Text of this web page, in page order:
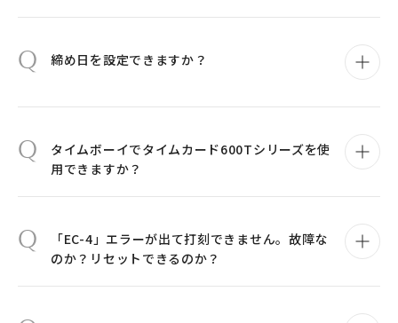
Q 締め日を設定できますか？
Q
タイムボーイでタイムカード600Tシリーズを使
用できますか？
Q
「EC-4」エラーが出て打刻できません。故障な
のか？リセットできるのか？